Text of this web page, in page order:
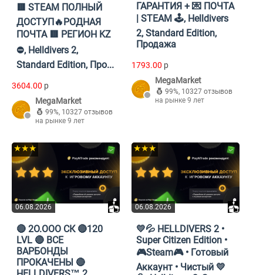
🟥 STEAM ПОЛНЫЙ
ДОСТУП🔥РОДНАЯ
ПОЧТА 🟥 РЕГИОН KZ
⛔, Helldivers 2,
Standard Edition, Про...
3604.00 p
MegaMarket
99%, 10327 отзывов
на рынке 9 лет
ГАРАНТИЯ + 💌 ПОЧТА
| STEAM 🕹️, Helldivers
2, Standard Edition,
Продажа
1793.00 p
MegaMarket
99%, 10327 отзывов
на рынке 9 лет
06.08.2026
★★★
🔴 2О.ООО СК 🔴120
LVL 🔴 ВСЕ
ВАРБОНДЫ
ПРОКАЧЕНЫ 🔴
06.08.2026
★★★
💛💦 HELLDIVERS 2 •
Super Citizen Edition •
🎮Steam🎮 • Готовый
Аккаунт • Чистый 💛